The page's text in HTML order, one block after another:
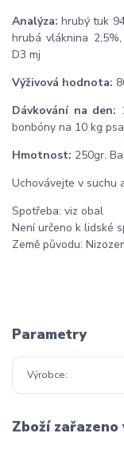
Analýza: hrubý tuk
hrubá vláknina
D3 mj
Výživová hodnota:
Dávkování na den:
bonbóny na 10 kg psa
Hmotnost: 250gr.
Uchovávejte v suchu
Spotřeba: viz obal
Není určeno k lidské
Země původu:
Parametry
Výrobce
Zboží